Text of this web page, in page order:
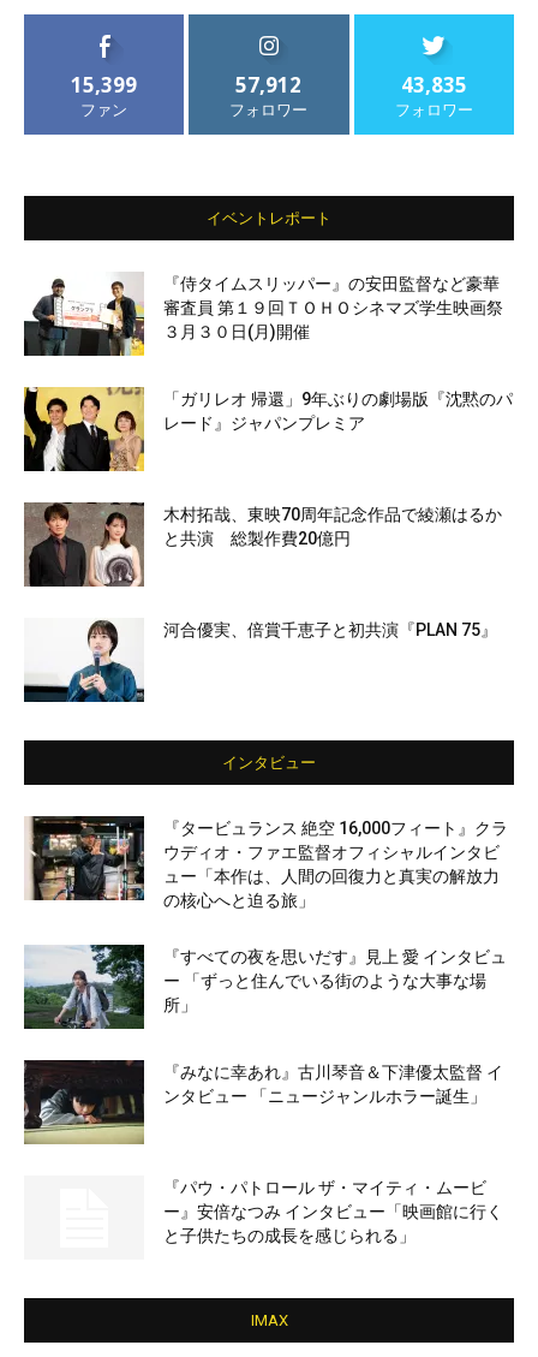
15,399
ファン
57,912
フォロワー
43,835
フォロワー
イベントレポート
『侍タイムスリッパー』の安田監督など豪華
審査員 第１９回ＴＯＨＯシネマズ学生映画祭
３月３０日(月)開催
「ガリレオ 帰還」9年ぶりの劇場版『沈黙のパ
レード』ジャパンプレミア
木村拓哉、東映70周年記念作品で綾瀬はるか
と共演 総製作費20億円
河合優実、倍賞千恵子と初共演『PLAN 75』
インタビュー
『タービュランス 絶空 16,000フィート』クラ
ウディオ・ファエ監督オフィシャルインタビ
ュー「本作は、人間の回復力と真実の解放力
の核心へと迫る旅」
『すべての夜を思いだす』見上 愛 インタビュ
ー 「ずっと住んでいる街のような大事な場
所」
『みなに幸あれ』古川琴音＆下津優太監督 イ
ンタビュー 「ニュージャンルホラー誕生」
『パウ・パトロール ザ・マイティ・ムービ
ー』安倍なつみ インタビュー「映画館に行く
と子供たちの成長を感じられる」
IMAX